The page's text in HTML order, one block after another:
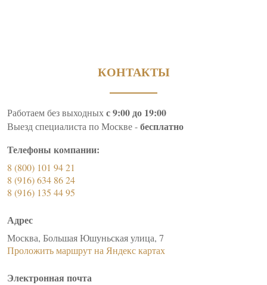
КОНТАКТЫ
Работаем без выходныхс 9:00 до 19:00
Выезд специалиста по Москве -бесплатно
Телефоны компании:
8 (800) 101 94 21
8 (916) 634 86 24
8 (916) 135 44 95
Адрес
Москва, Большая Юшуньская улица, 7
Проложить маршрут на Яндекс картах
Электронная почта